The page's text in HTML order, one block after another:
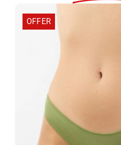
939
ποσότητα
OFFER